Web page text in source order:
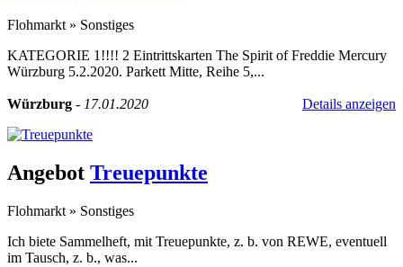
Flohmarkt » Sonstiges
KATEGORIE 1!!!! 2 Eintrittskarten The Spirit of Freddie Mercury
Würzburg 5.2.2020. Parkett Mitte, Reihe 5,...
Würzburg - 17.01.2020 Details anzeigen
Angebot Treuepunkte
Flohmarkt » Sonstiges
Ich biete Sammelheft, mit Treuepunkte, z. b. von REWE, eventuell
im Tausch, z. b., was...